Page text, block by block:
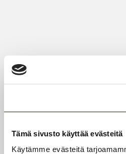
Tämä sivusto käyttää evästeitä
Käytämme evästeitä